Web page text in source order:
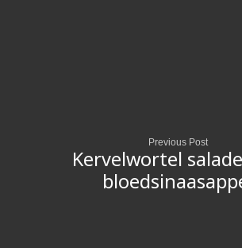
Previous Post
Kervelwortel